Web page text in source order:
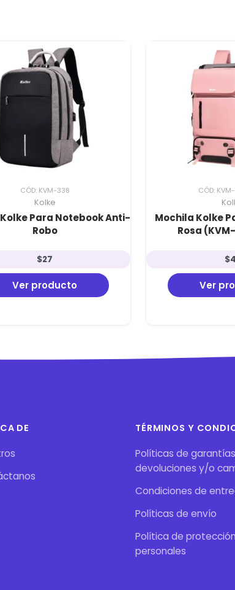
CÓD: KVM-338
Kolke
Para Notebook Anti-
Robo
$27
Ver producto
CÓD:
Mochila Kolke
Rosa
$
Ver
DE TÉRMINOS Y
Políticas de
devoluciones y/o
Condiciones de
Políticas de envío
Política de
personales